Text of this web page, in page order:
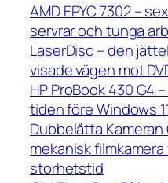
AMD EPYC 7302 –
servrar och tunga
LaserDisc – den
visade vägen mot
HP ProBook 430 G4
tiden före Windows
Dubbelåtta
mekanisk
storhetstid